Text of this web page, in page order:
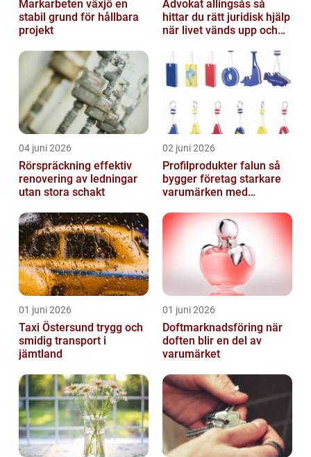
Markarbeten växjö en
stabil grund för hållbara
projekt
Advokat allingsås så
hittar du rätt juridisk hjälp
när livet vänds upp och
04 juni 2026
Rörspräckning effektiv
renovering av ledningar
utan stora schakt
02 juni 2026
Profilprodukter falun så
bygger företag starkare
varumärken med
01 juni 2026
Taxi Östersund trygg och
smidig transport i
jämtland
01 juni 2026
Doftmarknadsföring när
doften blir en del av
varumärket